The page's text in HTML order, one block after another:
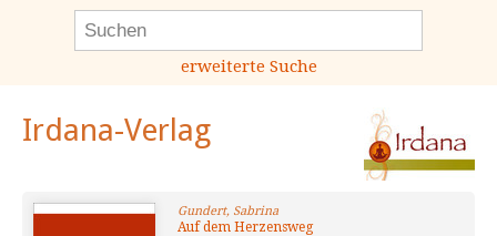
erweiterte Suche
Irdana-Verlag
Gundert, Sabrina
Auf dem Herzensweg